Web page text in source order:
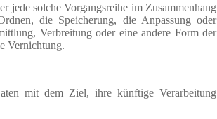
jede solche Vorgangsreihe im Zusammenhang
die Speicherung, die Anpassung oder
Verbreitung oder eine andere Form der
Vernichtung.
mit dem Ziel, ihre künftige Verarbeitung